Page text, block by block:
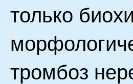
только
тромбоз